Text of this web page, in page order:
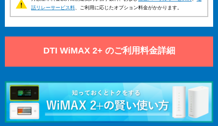
話リレーサービス料 、ご利用に応じたオプション料金がかかります。
DTI WiMAX 2+ のご利用料金詳細